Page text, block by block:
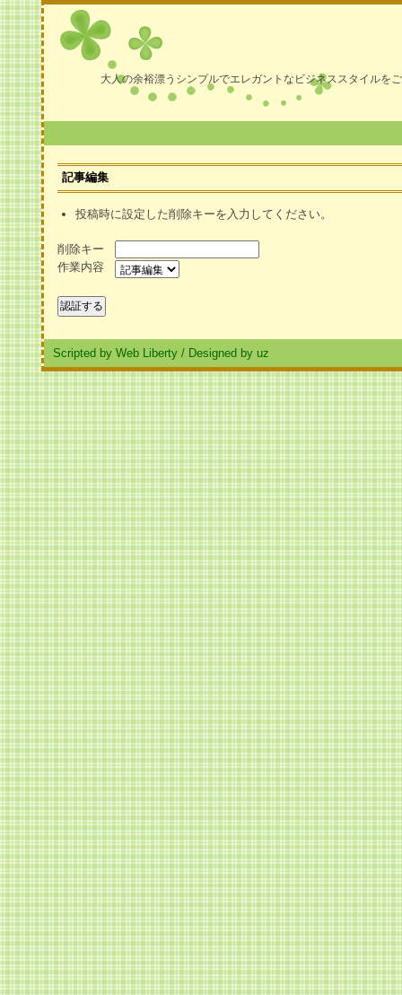
大人の余裕漂うシンプルでエレガントなビジネススタイルを
記事編集
投稿時に設定した削除キーを入力してください。
削除キー
作業内容
Scripted by Web Liberty / Designed by uz